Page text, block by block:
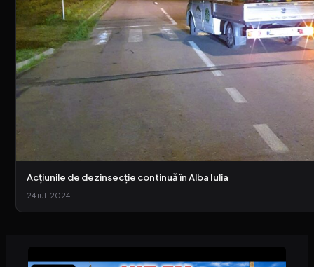
Acțiunile de dezinsecție continuă în Alba Iulia
24 iul. 2024